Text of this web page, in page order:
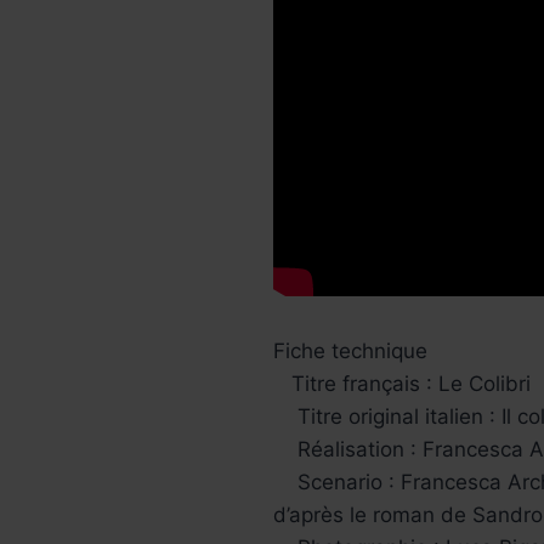
Fiche technique
Titre français : Le Colibri
Titre original italien : Il
Réalisation : Francesca
Scenario : Francesca
d’après le roman de